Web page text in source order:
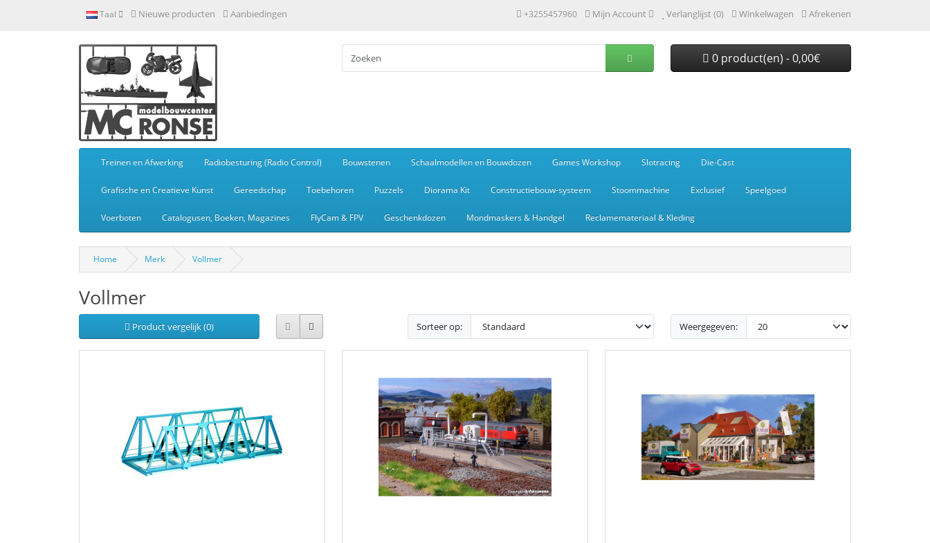
Taal Nieuwe producten Aanbiedingen +3255457960 Mijn Account Verlanglijst (0) Winkelwagen Afrekenen
0 product(en) - 0,00€
Treinen en Afwerking Radiobesturing (Radio Control) Bouwstenen Schaalmodellen en Bouwdozen Games Workshop Slotracing Die-Cast
Grafische en Creatieve Kunst Gereedschap Toebehoren Puzzels Diorama Kit Constructiebouw-systeem Stoommachine Exclusief Speelgoed
Voerboten Catalogusen, Boeken, Magazines FlyCam & FPV Geschenkdozen Mondmaskers & Handgel Reclamemateriaal & Kleding
Home Merk Vollmer
Vollmer
Product vergelijk (0) Sorteer op: Weergegeven: